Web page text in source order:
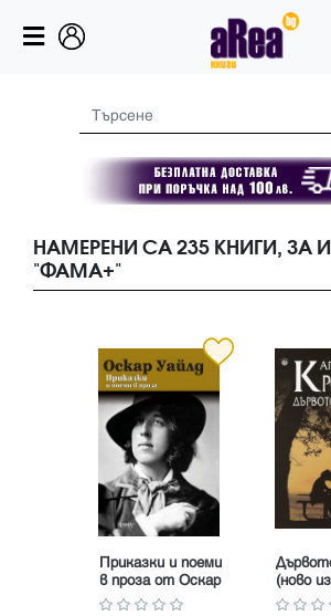
НАМЕРЕНИ СА 235 КНИГИ, ЗА
"ФАМА+"
Приказки и поеми
в проза от Оскар
Уайлд
(ново